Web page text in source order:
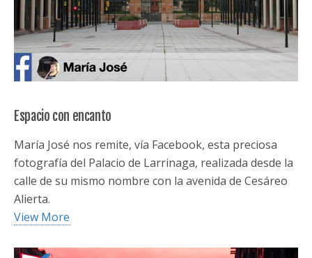
Espacio con encanto
María José nos remite, vía Facebook, esta preciosa
fotografía del Palacio de Larrinaga, realizada desde la
calle de su mismo nombre con la avenida de Cesáreo
Alierta.
View More